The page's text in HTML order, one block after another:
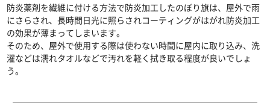
防炎薬剤を繊維に付ける方法で防炎加工したのぼり旗は、屋外で雨
にさらされ、長時間日光に照らされコーティングがはがれ防炎加工
の効果が薄まってしまいます。
そのため、屋外で使用する際は使わない時間に屋内に取り込み、洗
濯などは濡れタオルなどで汚れを軽く拭き取る程度が良いでしょ
う。